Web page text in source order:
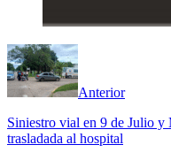
Anterior
Siniestro vial en 9 de Julio y
trasladada al hospital